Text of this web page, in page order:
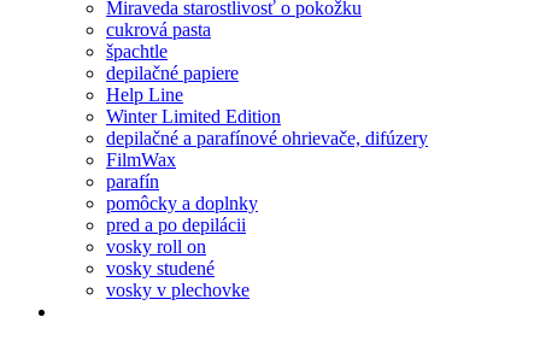
Miraveda starostlivosť o pokožku
cukrová pasta
špachtle
depilačné papiere
Help Line
Winter Limited Edition
depilačné a parafínové ohrievače, difúzery
FilmWax
parafín
pomôcky a doplnky
pred a po depilácii
vosky roll on
vosky studené
vosky v plechovke